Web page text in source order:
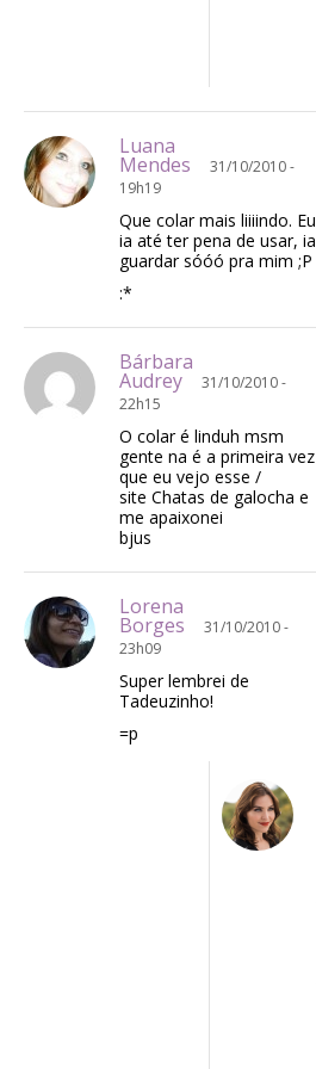
Luana
Mendes
31/10/2010 -
19h19
Que colar mais liiiindo. Eu
ia até ter pena de usar, ia
guardar sóóó pra mim ;P
:*
Bárbara
Audrey
31/10/2010 -
22h15
O colar é linduh msm
gente na é a primeira vez
que eu vejo esse /
site Chatas de galocha e
me apaixonei
bjus
Lorena
Borges
31/10/2010 -
23h09
Super lembrei de
Tadeuzinho!
=p